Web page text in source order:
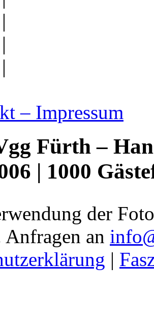
|
|
|
– Impressum
Fürth –
| 1000
der
Anfragen an
|